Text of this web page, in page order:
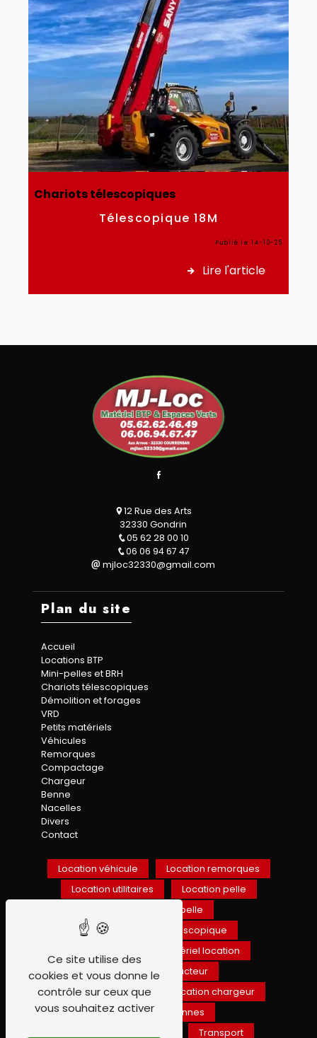
Chariots télescopiques
Télescopique 18M
Publié le 14-10-25
Lire l'article
12 Rue des Arts
32330 Gondrin
05 62 28 00 10
06 06 94 67 47
mjloc32330@gmail.com
Plan du site
Accueil
Locations BTP
Mini-pelles et BRH
Chariots télescopiques
Démolition et forages
VRD
Petits matériels
Véhicules
Remorques
Compactage
Chargeur
Benne
Nacelles
Divers
Contact
Location véhicule
Location remorques
Location utilitaires
Location pelle
Location mini-pelle
Location chariot téléscopique
Matériel location
Location compacteur
Engin de chantier
Location chargeur
Location de bennes
Transport
Ce site utilise des
cookies et vous donne le
contrôle sur ceux que
vous souhaitez activer